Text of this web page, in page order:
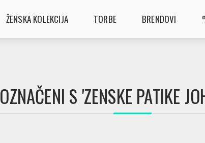
ŽENSKA KOLEKCIJA TORBE BRENDOVI
S 'ZENSKE PATIKE